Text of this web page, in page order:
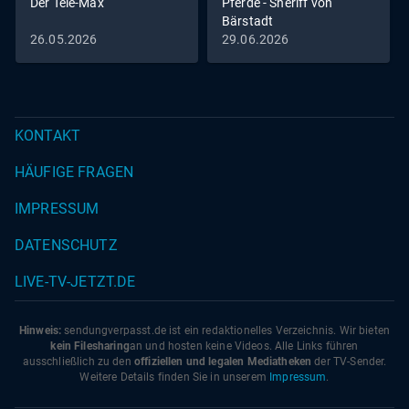
26.05.2026
Bärstadt
29.06.2026
KONTAKT
HÄUFIGE FRAGEN
IMPRESSUM
DATENSCHUTZ
LIVE-TV-JETZT.DE
Hinweis: sendungverpasst.de ist ein redaktionelles Verzeichnis. Wir bieten
kein Filesharingan und hosten keine Videos. Alle Links führen
ausschließlich zu den offiziellen und legalen Mediatheken der TV-Sender.
Weitere Details finden Sie in unserem Impressum.